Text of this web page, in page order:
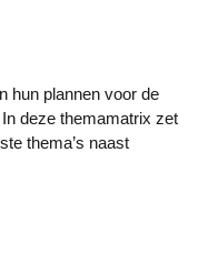
hun plannen voor de
deze themamatrix zet
thema’s naast